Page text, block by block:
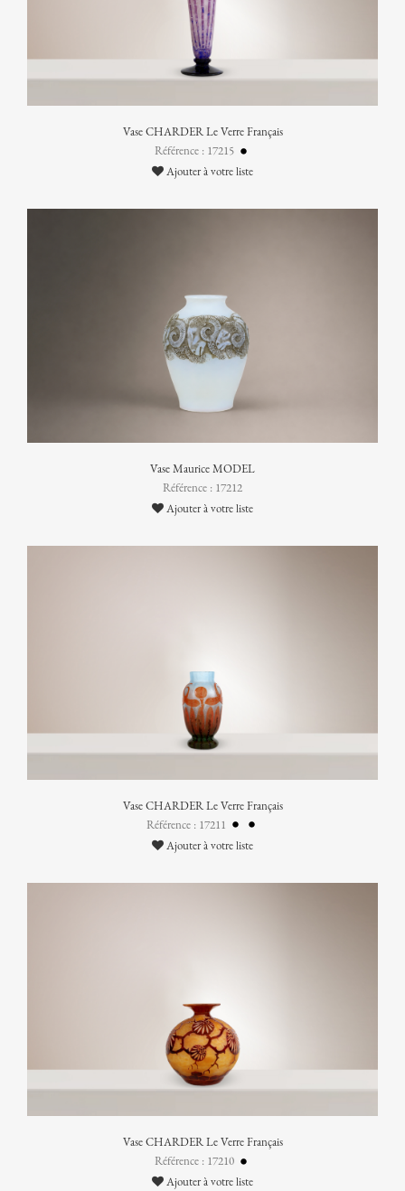
Vase CHARDER Le Verre Français
Référence : 17215
Ajouter à votre liste
Vase Maurice MODEL
Référence : 17212
Ajouter à votre liste
Vase CHARDER Le Verre Français
Référence : 17211
Ajouter à votre liste
Vase CHARDER Le Verre Français
Référence : 17210
Ajouter à votre liste